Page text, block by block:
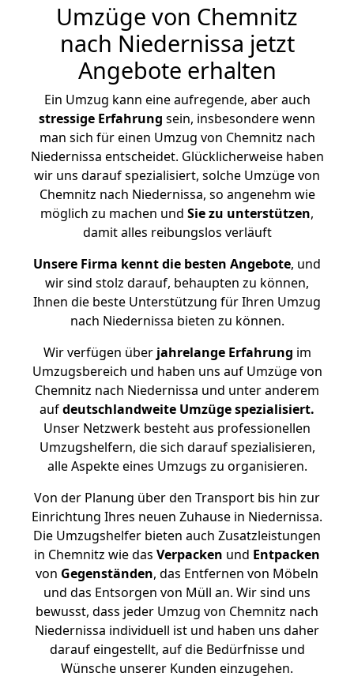
Umzüge von Chemnitz
nach Niedernissa jetzt
Angebote erhalten
Ein Umzug kann eine aufregende, aber auch
stressige Erfahrung sein, insbesondere wenn
man sich für einen Umzug von Chemnitz nach
Niedernissa entscheidet. Glücklicherweise haben
wir uns darauf spezialisiert, solche Umzüge von
Chemnitz nach Niedernissa, so angenehm wie
möglich zu machen und Sie zu unterstützen,
damit alles reibungslos verläuft
Unsere Firma kennt die besten Angebote, und
wir sind stolz darauf, behaupten zu können,
Ihnen die beste Unterstützung für Ihren Umzug
nach Niedernissa bieten zu können.
Wir verfügen überjahrelange Erfahrung im
Umzugsbereich und haben uns auf Umzüge von
Chemnitz nach Niedernissa und unter anderem
aufdeutschlandweite Umzüge spezialisiert.
Unser Netzwerk besteht aus professionellen
Umzugshelfern, die sich darauf spezialisieren,
alle Aspekte eines Umzugs zu organisieren.
Von der Planung über den Transport bis hin zur
Einrichtung Ihres neuen Zuhause in Niedernissa.
Die Umzugshelfer bieten auch Zusatzleistungen
in Chemnitz wie das Verpacken und Entpacken
von Gegenständen, das Entfernen von Möbeln
und das Entsorgen von Müll an. Wir sind uns
bewusst, dass jeder Umzug von Chemnitz nach
Niedernissa individuell ist und haben uns daher
darauf eingestellt, auf die Bedürfnisse und
Wünsche unserer Kunden einzugehen.